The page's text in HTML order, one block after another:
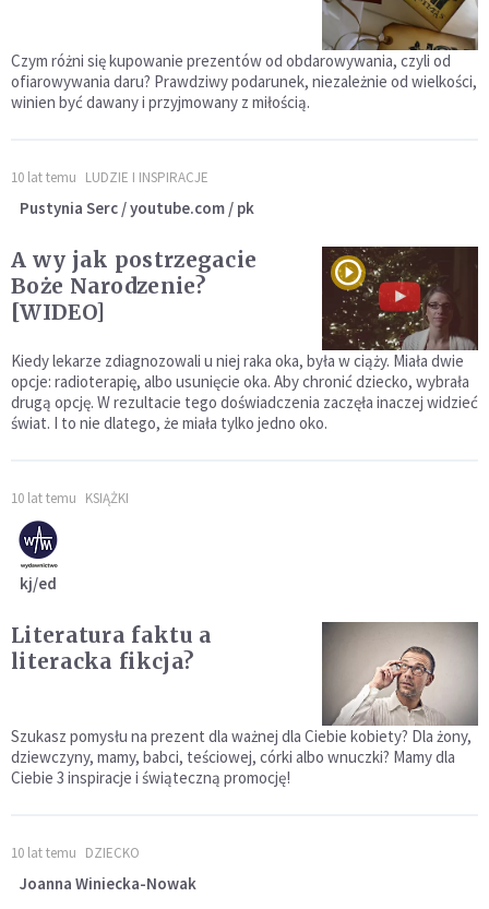
Czym różni się kupowanie prezentów od obdarowywania, czyli od
ofiarowywania daru? Prawdziwy podarunek, niezależnie od wielkości,
winien być dawany i przyjmowany z miłością.
10 lat temu LUDZIE I INSPIRACJE
Pustynia Serc / youtube.com / pk
A wy jak postrzegacie
Boże Narodzenie?
[WIDEO]
Kiedy lekarze zdiagnozowali u niej raka oka, była w ciąży. Miała dwie
opcje: radioterapię, albo usunięcie oka. Aby chronić dziecko, wybrała
drugą opcję. W rezultacie tego doświadczenia zaczęła inaczej widzieć
świat. I to nie dlatego, że miała tylko jedno oko.
10 lat temu KSIĄŻKI
kj/ed
Literatura faktu a
literacka fikcja?
Szukasz pomysłu na prezent dla ważnej dla Ciebie kobiety? Dla żony,
dziewczyny, mamy, babci, teściowej, córki albo wnuczki? Mamy dla
Ciebie 3 inspiracje i świąteczną promocję!
10 lat temu DZIECKO
Joanna Winiecka-Nowak